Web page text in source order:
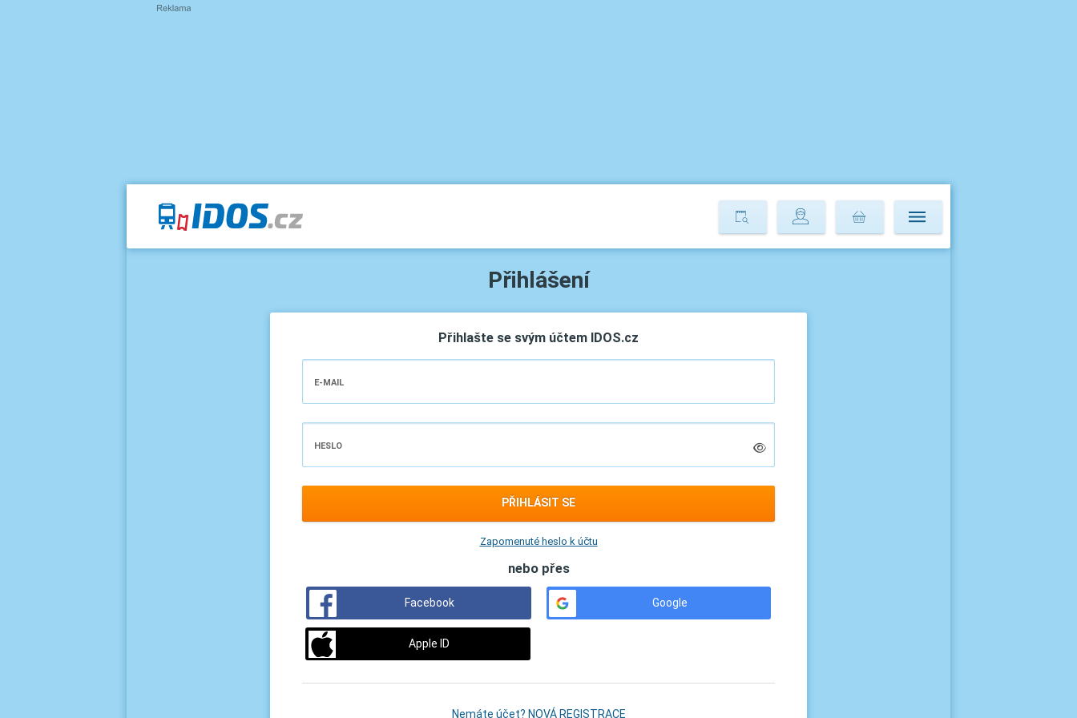
Přihlášení
Přihlašte se svým účtem IDOS.cz
E-MAIL
HESLO
PŘIHLÁSIT SE
Zapomenuté heslo k účtu
nebo přes
Facebook Google
Apple ID
Nemáte účet? NOVÁ REGISTRACE